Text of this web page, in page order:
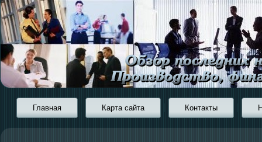
Главная Карта сайта Контакты